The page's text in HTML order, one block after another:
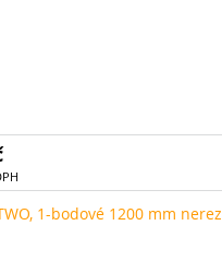
1-bodové 1200 mm nerez